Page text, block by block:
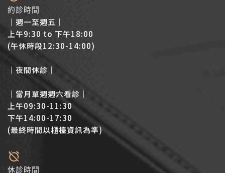
約診時間
│週一至週五│
上午9:30 to 下午18:00
(午休時段12:30-14:00)
│夜間休診│
│當月單週週六看診│
上午09:30-11:30
下午14:00-17:30
(最終時間以櫃檯資訊為準)
休診時間